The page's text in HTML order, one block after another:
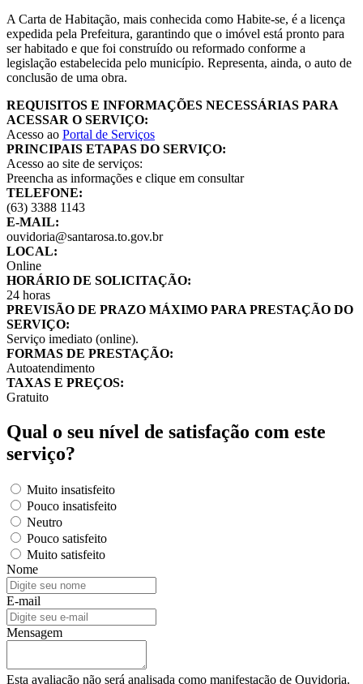
A Carta de Habitação, mais conhecida como Habite-se, é a licença
expedida pela Prefeitura, garantindo que o imóvel está pronto para
ser habitado e que foi construído ou reformado conforme a
legislação estabelecida pelo município. Representa, ainda, o auto de
conclusão de uma obra.
REQUISITOS E INFORMAÇÕES NECESSÁRIAS PARA
ACESSAR O SERVIÇO:
Acesso ao Portal de Serviços
PRINCIPAIS ETAPAS DO SERVIÇO:
Acesso ao site de serviços:
Preencha as informações e clique em consultar
TELEFONE:
(63) 3388 1143
E-MAIL:
ouvidoria@santarosa.to.gov.br
LOCAL:
Online
HORÁRIO DE SOLICITAÇÃO:
24 horas
PREVISÃO DE PRAZO MÁXIMO PARA PRESTAÇÃO DO
SERVIÇO:
Serviço imediato (online).
FORMAS DE PRESTAÇÃO:
Autoatendimento
TAXAS E PREÇOS:
Gratuito
Qual o seu nível de satisfação com este
serviço?
Muito insatisfeito
Pouco insatisfeito
Neutro
Pouco satisfeito
Muito satisfeito
Nome
E-mail
Mensagem
Esta avaliação não será analisada como manifestação de Ouvidoria.